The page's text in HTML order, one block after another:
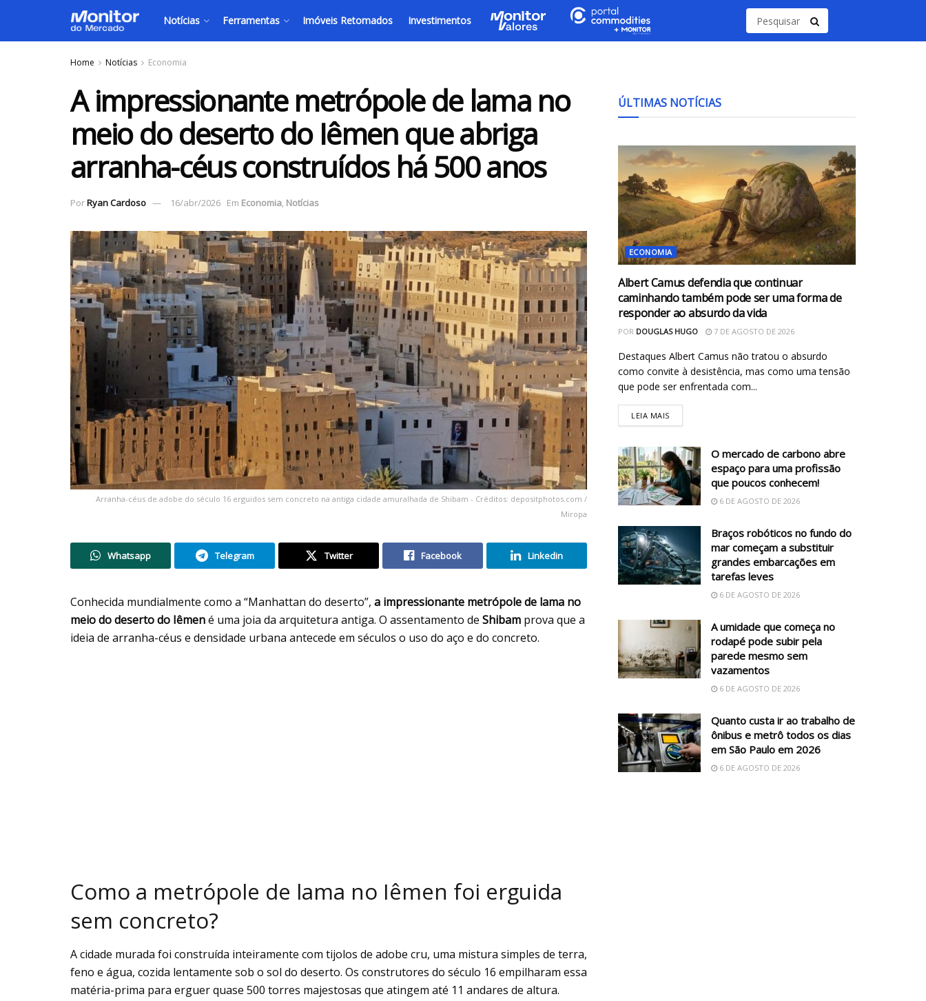
Notícias Ferramentas Imóveis Retomados Investimentos
Home Notícias Economia
A impressionante metrópole de lama no
meio do deserto do Iêmen que abriga
arranha-céus construídos há 500 anos
PorRyan Cardoso 16/abr/2026 Em Economia, Notícias
Arranha-céus de adobe do século 16 erguidos sem concreto na antiga cidade amuralhada de Shibam - Créditos: depositphotos.com /
Miropa
Whatsapp Telegram Twitter Facebook Linkedin
Conhecida mundialmente como a “Manhattan do deserto”, a impressionante metrópole de lama no
meio do deserto do Iêmené uma joia da arquitetura antiga. O assentamento de Shibam prova que a
ideia de arranha-céus e densidade urbana antecede em séculos o uso do aço e do concreto.
Como a metrópole de lama no Iêmen foi erguida
sem concreto?
A cidade murada foi construída inteiramente com tijolos de adobe cru, uma mistura simples de terra,
feno e água, cozida lentamente sob o sol do deserto. Os construtores do século 16 empilharam essa
matéria-prima para erguer quase 500 torres majestosas que atingem até 11 andares de altura.
ÚLTIMAS NOTÍCIAS
ECONOMIA
Albert Camus defendia que continuar
caminhando também pode ser uma forma de
responder ao absurdo da vida
POR DOUGLAS HUGO 7 DE AGOSTO DE 2026
Destaques Albert Camus não tratou o absurdo
como convite à desistência, mas como uma tensão
que pode ser enfrentada com...
LEIA MAIS
O mercado de carbono abre
espaço para uma profissão
que poucos conhecem!
6 DE AGOSTO DE 2026
Braços robóticos no fundo do
mar começam a substituir
grandes embarcações em
tarefas leves
6 DE AGOSTO DE 2026
A umidade que começa no
rodapé pode subir pela
parede mesmo sem
vazamentos
6 DE AGOSTO DE 2026
Quanto custa ir ao trabalho de
ônibus e metrô todos os dias
em São Paulo em 2026
6 DE AGOSTO DE 2026